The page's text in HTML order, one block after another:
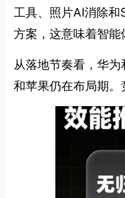
工具、照片AI消除
方案，这意味着智能
从落地节奏看，华
和苹果仍在布局期。